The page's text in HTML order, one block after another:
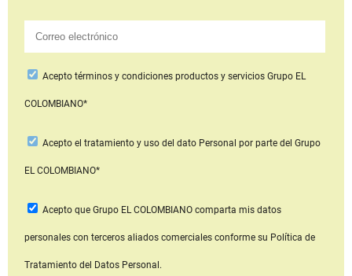
Aceptotérminos y condiciones productos y serviciosGrupo EL
COLOMBIANO*
Acepto el tratamiento y uso del dato Personal por parte del Grupo
EL COLOMBIANO*
Acepto que Grupo EL COLOMBIANOcomparta mis datos
personales con terceros aliados comerciales conforme su Política de
Tratamiento del Datos Personal.